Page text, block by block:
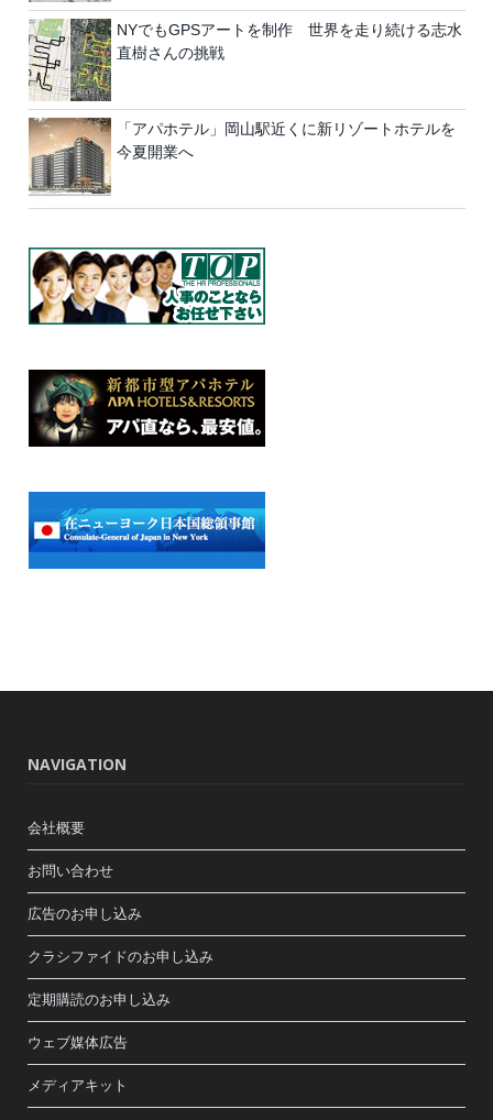
NYでもGPSアートを制作 世界を走り続ける志水
直樹さんの挑戦
「アパホテル」岡山駅近くに新リゾートホテルを
今夏開業へ
NAVIGATION
会社概要
お問い合わせ
広告のお申し込み
クラシファイドのお申し込み
定期購読のお申し込み
ウェブ媒体広告
メディアキット